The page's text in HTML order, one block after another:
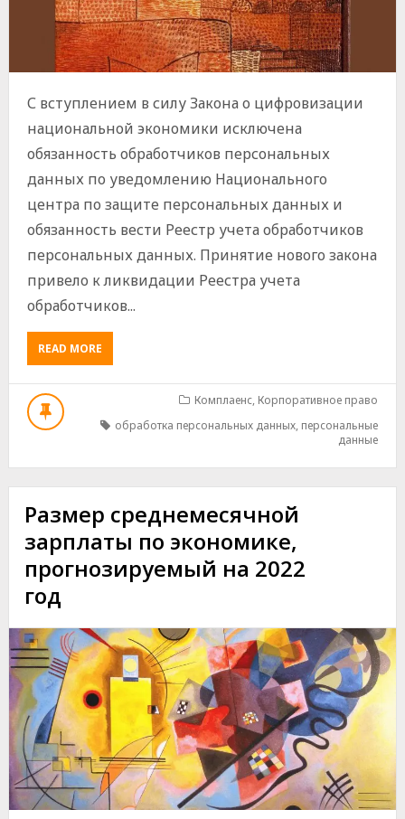
С вступлением в силу Закона о цифровизации
национальной экономики исключена
обязанность обработчиков персональных
данных по уведомлению Национального
центра по защите персональных данных и
обязанность вести Реестр учета обработчиков
персональных данных. Принятие нового закона
привело к ликвидации Реестра учета
обработчиков...
READ MOREABOUT
ЛИКВИДАЦИЯ
РЕЕСТРА
ОБРАБОТЧИКОВ
ПЕРСОНАЛЬНЫХ
Комплаенс, Корпоративное право
обработка персональных данных, персональные
данные
Размер среднемесячной
зарплаты по экономике,
прогнозируемый на 2022
год